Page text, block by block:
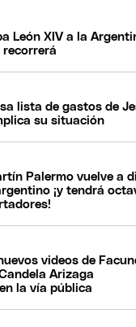
León XIV a la
recorrerá
lista de gastos de
su situación
Palermo vuelve a
¡y tendrá
videos de
Arizaga
la vía pública